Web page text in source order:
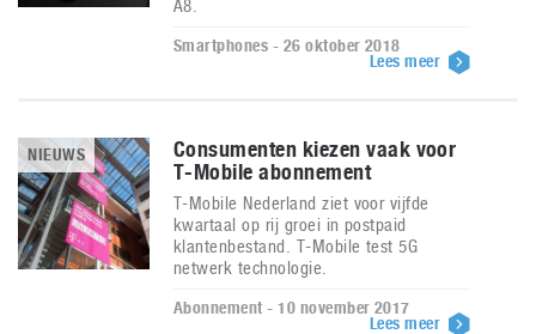
A8.
Smartphones - 26 oktober 2018
Lees meer
NIEUWS
Consumenten kiezen vaak voor
T-Mobile abonnement
T-Mobile Nederland ziet voor vijfde
kwartaal op rij groei in postpaid
klantenbestand. T-Mobile test 5G
netwerk technologie.
Abonnement - 10 november 2017
Lees meer